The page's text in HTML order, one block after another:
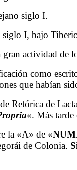
siglo I.
siglo I, bajo
actividad de
como
que habían
Retórica de
«. Más tarde
la «A» de «
de Colonia.